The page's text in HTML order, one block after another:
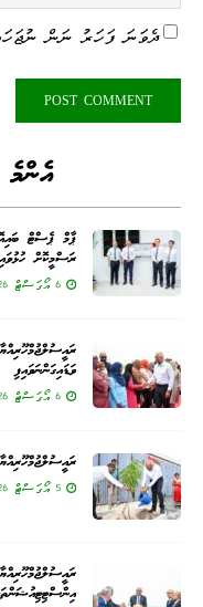
ދެވަނަ ފަހަރު ނަން
ޕާމް ޕެސްޓް
ރަސްމީކޮށް
6 އޯގަސްޓް 2026 (ބުރާސްފަތި)
ވަޑައިގަންނަވައިފި
6 އޯގަސްޓް 2026 (ބުރާސްފަތި)
5 އޯގަސްޓް 2026 (ބުދަ)